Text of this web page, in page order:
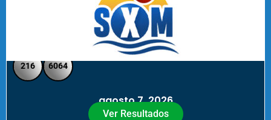
SXM Noche - Pick 3 Pick 4
216 6064
agosto 7, 2026
Ver Resultados